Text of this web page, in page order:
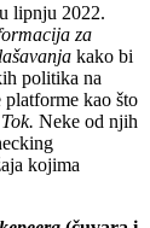
lipnju 2022.
za
kako bi
politika na
kao što
Neke od njih
kojima